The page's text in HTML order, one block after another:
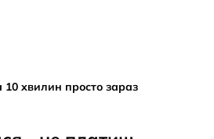
хвилин просто зараз